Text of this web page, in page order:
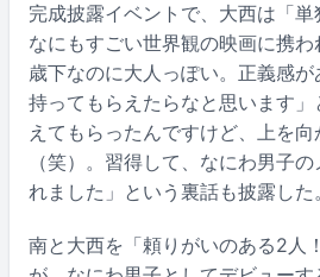
完成披露イベントで、大西は「
なにもすごい世界観の映画に携
歳下なのに大人っぽい。正義感
持ってもらえたらなと思います
えてもらったんですけど、上を
（笑）。習得して、なにわ男子
れました」という裏話も披露した。
南と大西を「頼りがいのある2人